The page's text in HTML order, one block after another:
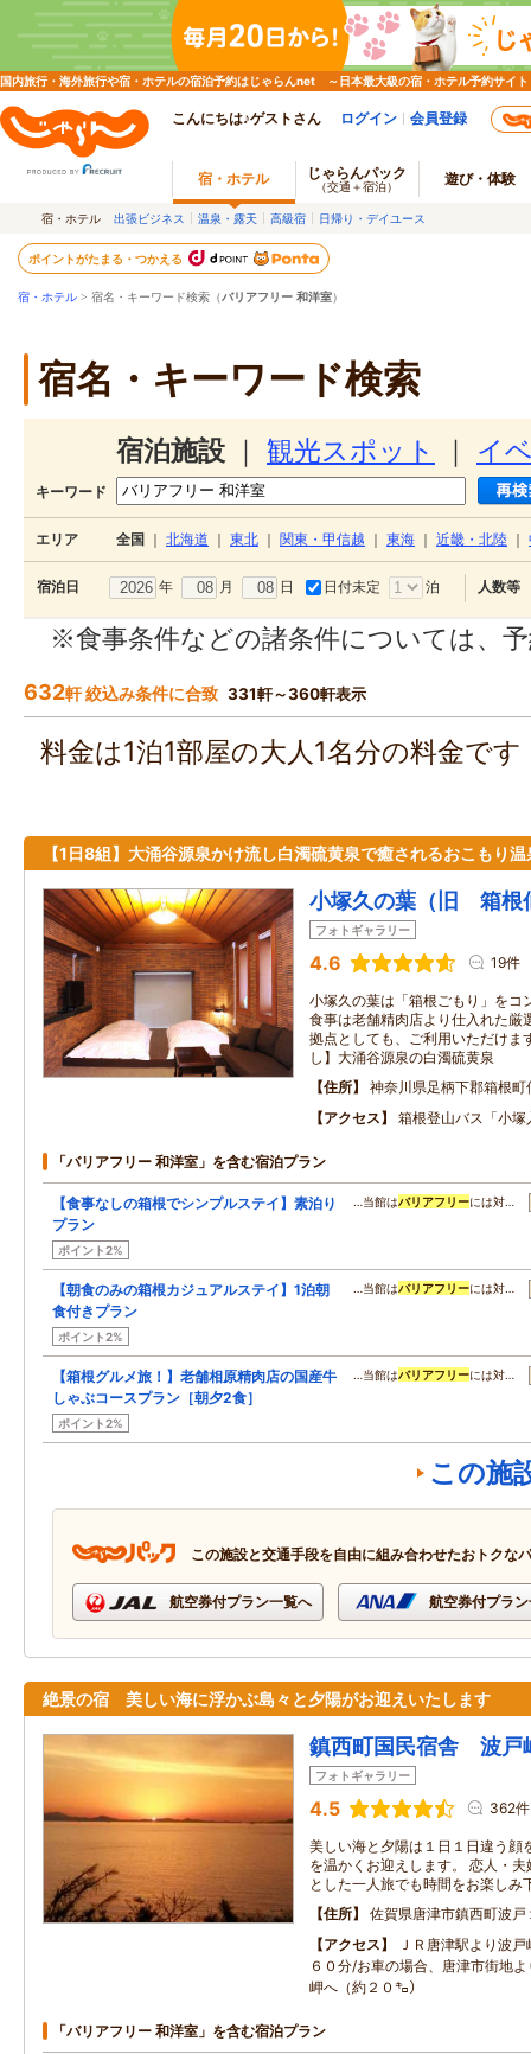
国内旅行・海外旅行や宿・ホテルの宿泊予約はじゃらんnet ～日本最大級の宿・ホテル予約サイト
こんにちは♪ゲストさん ログイン 会員登録
宿・ホテル じゃらんパック
（交通＋宿泊） 遊び・体験
宿・ホテル 出張ビジネス 温泉・露天 高級宿 日帰り・デイユース
ポイントがたまる・つかえる
宿・ホテル > 宿名・キーワード検索（バリアフリー 和洋室）
宿名・キーワード検索
宿泊施設 観光スポット イ
キーワード
エリア 全国 北海道 東北 関東・甲信越 東海 近畿・北陸
宿泊日 年 月 日 日付未定 泊 人数等
※食事条件などの諸条件については、
632軒 絞込み条件に合致 331軒～360軒表示
料金は1泊1部屋の大人1名分の料金で
【1日8組】大涌谷源泉かけ流し白濁硫黄泉で癒されるおこもり温
小塚久の葉（旧 箱根
フォトギャラリー
4.6 19件
小塚久の葉は「箱根ごもり」をコ
食事は老舗精肉店より仕入れた厳
拠点としても、ご利用いただけま
し】大涌谷源泉の白濁硫黄泉
住所
神奈川県足柄下郡箱根
アクセス
箱根登山バス「小
「バリアフリー 和洋室」を含む宿泊プラン
【食事なしの箱根でシンプルステイ】素泊り
プラン
ポイント2%
…当館はバリアフリーには対…
【朝食のみの箱根カジュアルステイ】1泊朝
食付きプラン
ポイント2%
…当館はバリアフリーには対…
【箱根グルメ旅！】老舗相原精肉店の国産牛
しゃぶコースプラン［朝夕2食］
ポイント2%
…当館はバリアフリーには対…
この施
この施設と交通手段を自由に組み合わせたおトクな
航空券付プラン一覧へ 航空券付プラ
絶景の宿 美しい海に浮かぶ島々と夕陽がお迎えいたします
鎮西町国民宿舎 波戸
フォトギャラリー
4.5 362件
美しい海と夕陽は１日１日違う顔
を温かくお迎えします。 恋人・
とした一人旅でも時間をお楽しみ
住所
佐賀県唐津市鎮西町波戸
アクセス
ＪＲ唐津駅より波
６０分/お車の場合、唐津市街地
岬へ（約２０㌔）
「バリアフリー 和洋室」を含む宿泊プラン